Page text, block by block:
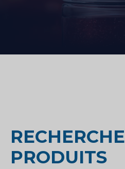
PRODUITS